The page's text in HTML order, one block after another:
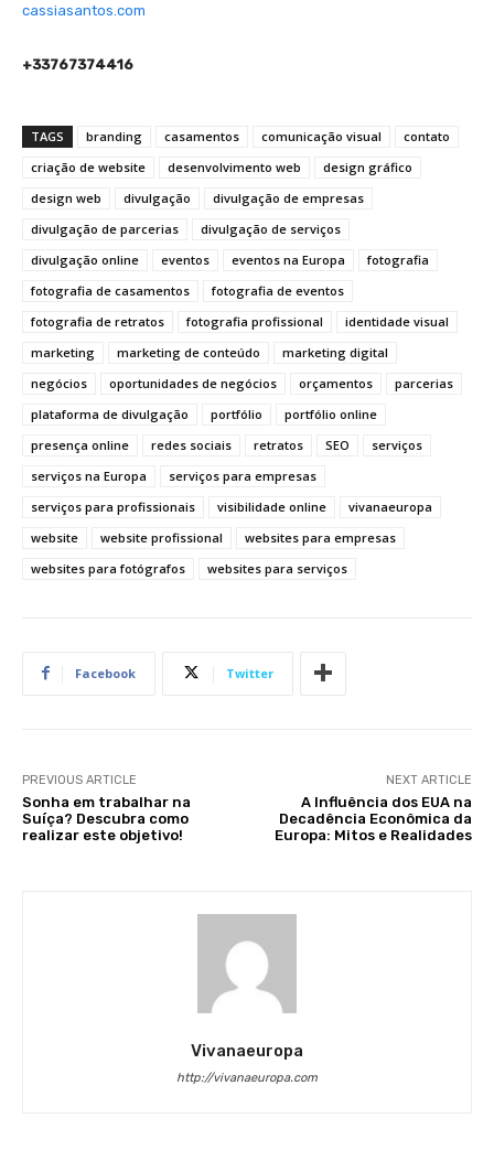
cassiasantos.com
+33767374416
TAGS branding casamentos comunicação visual
contato
criação de website
desenvolvimento web
design gráfico
design web
divulgação
divulgação de empresas
divulgação de parcerias
divulgação de serviços
divulgação online
eventos eventos na Europa
fotografia
fotografia de casamentos
fotografia de eventos
fotografia de retratos
fotografia profissional
identidade visual
marketing
marketing de conteúdo
marketing digital
negócios
oportunidades de negócios orçamentos
parcerias
plataforma de divulgação
portfólio
portfólio online
presença online
redes sociais retratos SEO
serviços
serviços na Europa
serviços para empresas
serviços para profissionais
visibilidade online
vivanaeuropa
website
website profissional
websites para empresas
websites para fotógrafos
websites para serviços
Facebook Twitter
PREVIOUS ARTICLE
Sonha em trabalhar na
Suíça? Descubra como
realizar este objetivo!
NEXT ARTICLE
A Influência dos EUA na
Decadência Econômica da
Europa: Mitos e Realidades
Vivanaeuropa
http://vivanaeuropa.com